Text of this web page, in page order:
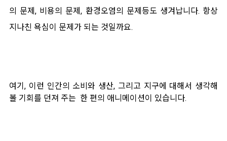
의 문제, 비용의 문제, 환경오염의 문제등도 생겨납니다. 항상
지나친 욕심이 문제가 되는 것일까요.
여기, 이런 인간의 소비와 생산, 그리고 지구에 대해서 생각해
볼 기회를 던져 주는 한 편의 애니메이션이 있습니다.